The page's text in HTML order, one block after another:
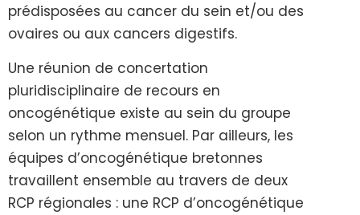
prédisposées au cancer du sein et/ou des
ovaires ou aux cancers digestifs.
Une réunion de concertation
pluridisciplinaire de recours en
oncogénétique existe au sein du groupe
selon un rythme mensuel. Par ailleurs, les
équipes d’oncogénétique bretonnes
travaillent ensemble au travers de deux
RCP régionales : une RCP d’oncogénétique